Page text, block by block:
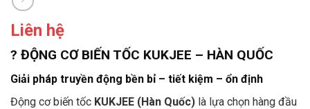
Liên hệ
? ĐỘNG CƠ BIẾN TỐC KUKJEE – HÀN QUỐC
Giải pháp truyền động bền bỉ – tiết kiệm – ổn định
Động cơ biến tốc KUKJEE (Hàn Quốc) là lựa chọn hàng đầu